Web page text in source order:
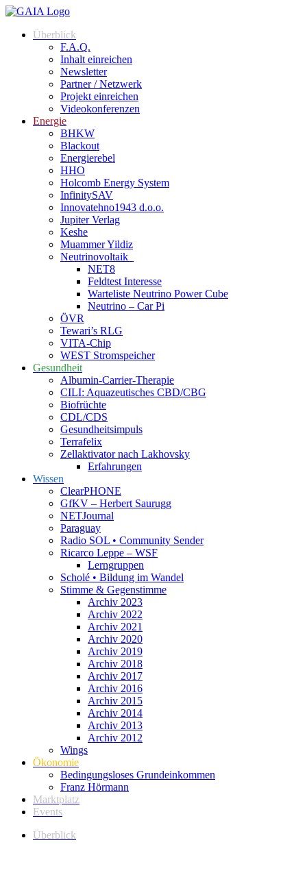
Überblick
F.A.Q.
Inhalt einreichen
Newsletter
Partner / Netzwerk
Projekt einreichen
Videokonferenzen
Energie
BHKW
Blackout
Energierebel
HHO
Holcomb Energy System
InfinitySAV
Innovatehno1943 d.o.o.
Jupiter Verlag
Keshe
Muammer Yildiz
Neutrinovoltaik
NET8
Feldtest Interesse
Warteliste Neutrino Power Cube
Neutrino – Car Pi
ÖVR
Tewari’s RLG
VITA-Chip
WEST Stromspeicher
Gesundheit
Albumin-Carrier-Therapie
CILI: Aquazeutisches CBD/CBG
Biofrüchte
CDL/CDS
Gesundheitsimpuls
Terrafelix
Zellaktivator nach Lakhovsky
Erfahrungen
Wissen
ClearPHONE
GfKV – Herbert Saurugg
NETJournal
Paraguay
Radio SOL • Community Sender
Ricarco Leppe – WSF
Lerngruppen
Scholé • Bildung im Wandel
Stimme & Gegenstimme
Archiv 2023
Archiv 2022
Archiv 2021
Archiv 2020
Archiv 2019
Archiv 2018
Archiv 2017
Archiv 2016
Archiv 2015
Archiv 2014
Archiv 2013
Archiv 2012
Wings
Ökonomie
Bedingungsloses Grundeinkommen
Franz Hörmann
Marktplatz
Events
Überblick